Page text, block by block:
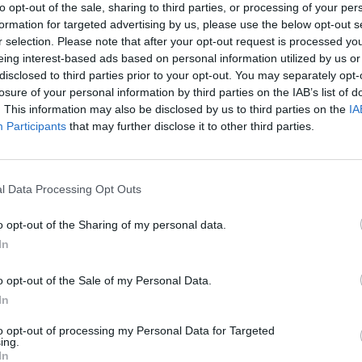
opt-out of the sale, sharing to third parties, or processing of your
for targeted advertising by us, please use the below opt-out
selection. Please note that after your opt-out request is processed
interest-based ads based on personal information utilized by us
to third parties prior to your opt-out. You may separately
of your personal information by third parties on the IAB’s list of
This information may also be disclosed by us to third parties on the
Participants that may further disclose it to other third parties.
Data Processing Opt Outs
opt-out of the Sharing of my personal data.
opt-out of the Sale of my Personal Data.
opt-out of processing my Personal Data for Targeted
modelo de negocio,
invierte de media entre 2 millones y 2,3 millones
destinó 30 millones de euros a los 13 centros
durante este año. Tres de ellos -dos en
hecho en el primer trimestre del año. Los otros
de obtención de licencia o bien de obras.
cinco centros en Andalucía; tres en Cataluña,
en Canarias, Madrid, Murcia y Comunidad
aún no tiene presencia. La compañía pone el
un mínimo de 80.000 habitantes y la idea es crecer
ya opera y hacerlo también abriendo nuevos
por estar presentes en zonas comercilaes “de las